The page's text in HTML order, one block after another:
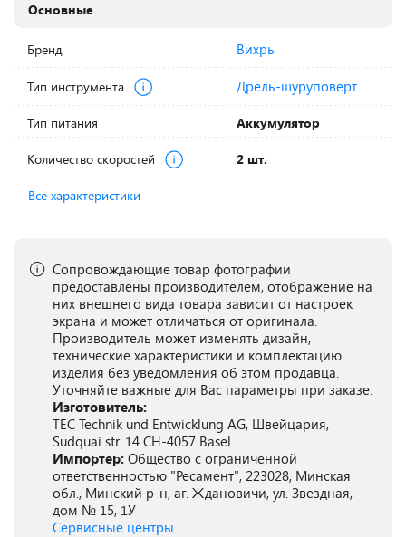
Основные
Бренд Вихрь
Тип инструмента Дрель-шуруповерт
Тип питания Аккумулятор
Количество скоростей 2 шт.
Все характеристики
Сопровождающие товар фотографии
предоставлены производителем, отображение на
них внешнего вида товара зависит от настроек
экрана и может отличаться от оригинала.
Производитель может изменять дизайн,
технические характеристики и комплектацию
изделия без уведомления об этом продавца.
Уточняйте важные для Вас параметры при заказе.
Изготовитель:
TEC Technik und Entwicklung AG, Швейцария,
Sudquai str. 14 CH-4057 Basel
Импортер: Общество с ограниченной
ответственностью "Ресамент", 223028, Минская
обл., Минский р-н, аг. Ждановичи, ул. Звездная,
дом № 15, 1У
Сервисные центры